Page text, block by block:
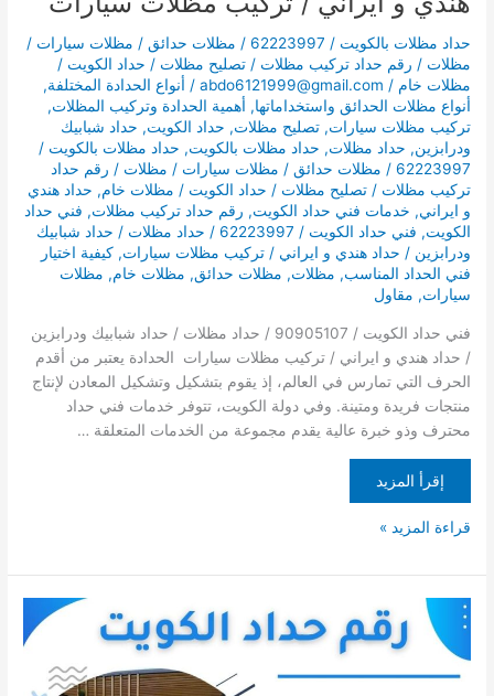
حداد مظلات بالكويت / 62223997 / مظلات حدائق / مظلات سيارات /
مظلات / رقم حداد تركيب مظلات / تصليح مظلات / حداد الكويت /
مظلات خام /
abdo6121999@gmail.com
/ أنواع الحدادة المختلفة,
أنواع مظلات الحدائق واستخداماتها, أهمية الحدادة وتركيب المظلات,
تركيب مظلات سيارات,تصليح مظلات, حداد الكويت, حداد شبابيك
ودرابزين, حداد مظلات, حداد مظلات بالكويت, حداد مظلات بالكويت /
62223997 / مظلات حدائق / مظلات سيارات / مظلات / رقم حداد
تركيب مظلات / تصليح مظلات / حداد الكويت / مظلات خام, حداد هندي
و ايراني, خدمات فني حداد الكويت, رقم حداد تركيب مظلات, فني حداد
الكويت,
فني حداد الكويت / 62223997 / حداد مظلات / حداد شبابيك
ودرابزين / حداد هندي و ايراني / تركيب مظلات سيارات,كيفية اختيار
فني الحداد المناسب, مظلات, مظلات حدائق, مظلات خام, مظلات
سيارات, مقاول
فني حداد الكويت / 90905107 / حداد مظلات / حداد شبابيك ودرابزين
/ حداد هندي و ايراني / تركيب مظلات سيارات الحدادة يعتبر من أقدم
الحرف التي تمارس في العالم، إذ يقوم بتشكيل وتشكيل المعادن لإنتاج
منتجات فريدة ومتينة. وفي دولة الكويت، تتوفر خدمات فني حداد
محترف وذو خبرة عالية يقدم مجموعة من الخدمات المتعلقة …
إقرأ المزيد
سيارات
قراءة المزيد »
حداد
مظلات
/
حداد